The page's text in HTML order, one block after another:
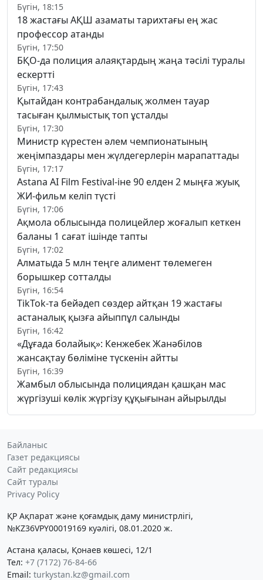
Бүгін, 18:15
18 жастағы АҚШ азаматы тарихтағы ең жас
профессор атанды
Бүгін, 17:50
БҚО-да полиция алаяқтардың жаңа тәсілі туралы
ескертті
Бүгін, 17:43
Қытайдан контрабандалық жолмен тауар
тасыған қылмыстық топ ұсталды
Бүгін, 17:30
Министр күрестен әлем чемпионатының
жеңімпаздары мен жүлдегерлерін марапаттады
Бүгін, 17:17
Astana AI Film Festival-іне 90 елден 2 мыңға жуық
ЖИ-фильм келіп түсті
Бүгін, 17:06
Ақмола облысында полицейлер жоғалып кеткен
баланы 1 сағат ішінде тапты
Бүгін, 17:02
Алматыда 5 млн теңге алимент төлемеген
борышкер сотталды
Бүгін, 16:54
TikTok-та бейәдеп сөздер айтқан 19 жастағы
астаналық қызға айыппұл салынды
Бүгін, 16:42
«Дұғада болайық»: Кенжебек Жанәбілов
жансақтау бөліміне түскенін айтты
Бүгін, 16:39
Жамбыл облысында полициядан қашқан мас
жүргізуші көлік жүргізу құқығынан айырылды
Байланыс
Газет редакциясы
Сайт редакциясы
Сайт туралы
Privacy Policy
ҚР Ақпарат және қоғамдық даму министрлігі,
№KZ36VPY00019169 куәлігі, 08.01.2020 ж.
Астана қаласы, Қонаев көшесі, 12/1
Тел: +7 (7172) 76-84-66
Email: turkystan.kz@gmail.com